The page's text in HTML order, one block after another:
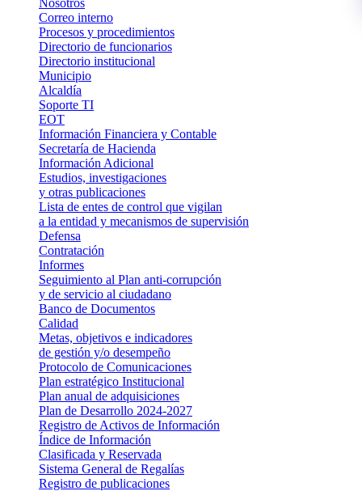
Nosotros
Correo interno
Procesos y procedimientos
Directorio de funcionarios
Directorio institucional
Municipio
Alcaldía
Soporte TI
EOT
Información Financiera y Contable
Secretaría de Hacienda
Información Adicional
Estudios, investigaciones
y otras publicaciones
Lista de entes de control que vigilan
a la entidad y mecanismos de supervisión
Defensa
Contratación
Informes
Seguimiento al Plan anti-corrupción
y de servicio al ciudadano
Banco de Documentos
Calidad
Metas, objetivos e indicadores
de gestión y/o desempeño
Protocolo de Comunicaciones
Plan estratégico Institucional
Plan anual de adquisiciones
Plan de Desarrollo 2024-2027
​Registro de Activos de Información​​
Índice de Información
Clasificada y Reservada
Sistema General de Regalías
Registro de publicaciones